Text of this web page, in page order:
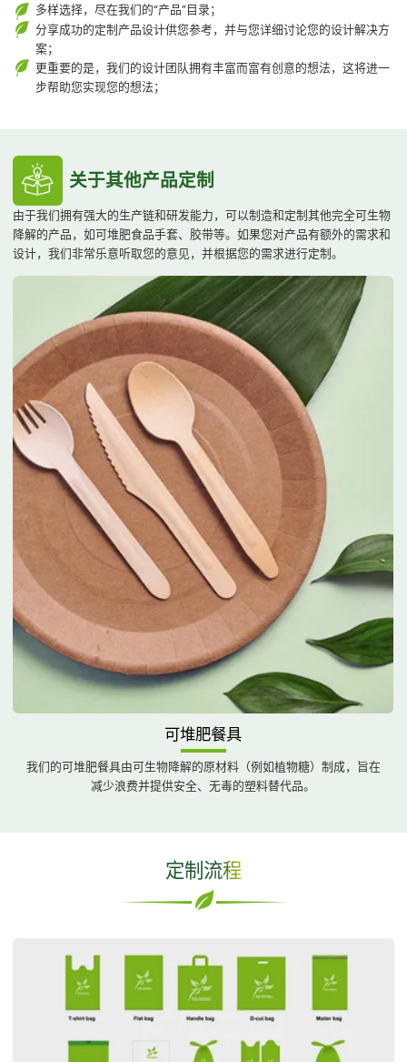
多样选择，尽在我们的“产品”目录；
分享成功的定制产品设计供您参考，并与您详细讨论您的设计解决方
案；
更重要的是，我们的设计团队拥有丰富而富有创意的想法，这将进一
步帮助您实现您的想法；
关于其他产品定制
由于我们拥有强大的生产链和研发能力，可以制造和定制其他完全可生物
降解的产品，如可堆肥食品手套、胶带等。如果您对产品有额外的需求和
设计，我们非常乐意听取您的意见，并根据您的需求进行定制。
可堆肥食品手套
使用这些环保一次性产品，如食品手套，来保持厨房的卫生。它们是
传统乳胶手套的理想替代品。
定制流程